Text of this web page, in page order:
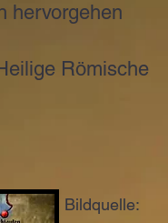
hervorgehen
Römische
Bildquelle: